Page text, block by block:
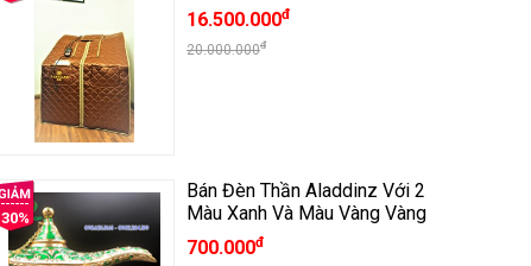
16.500.000đ
20.000.000đ
30%
Bán Đèn Thần Aladdinz Với 2
Màu Xanh Và Màu Vàng Vàng
700.000đ